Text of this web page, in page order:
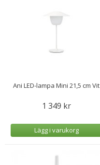
Ani LED-lampa Mini 21,5 cm Vit
1 349 kr
Lägg i varukorg